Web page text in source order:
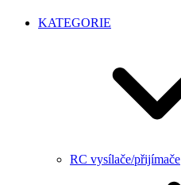
KATEGORIE
RC vysílače/přijímače